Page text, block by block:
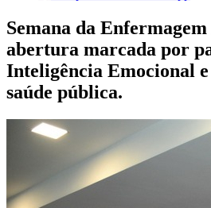
Semana da
abertura marcada por
Inteligência Emocional
saúde pública.